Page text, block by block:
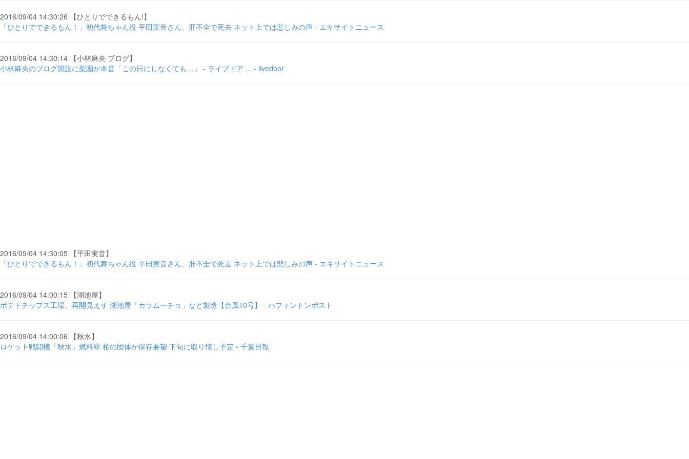
2016/09/04 14:30:26 【ひとりでできるもん!】
「ひとりでできるもん！」初代舞ちゃん役 平田実音さん、肝不全で死去 ネット上では悲しみの声 - エキサイトニュース
2016/09/04 14:30:14 【小林麻央 ブログ】
小林麻央のブログ開設に梨園が本音「この日にしなくても…」 - ライブドア ... - livedoor
2016/09/04 14:30:05 【平田実音】
「ひとりでできるもん！」初代舞ちゃん役 平田実音さん、肝不全で死去 ネット上では悲しみの声 - エキサイトニュース
2016/09/04 14:00:15 【湖池屋】
ポテトチップス工場、再開見えず 湖池屋「カラムーチョ」など製造【台風10号】 - ハフィントンポスト
2016/09/04 14:00:06 【秋水】
ロケット戦闘機「秋水」燃料庫 柏の団体が保存要望 下旬に取り壊し予定 - 千葉日報